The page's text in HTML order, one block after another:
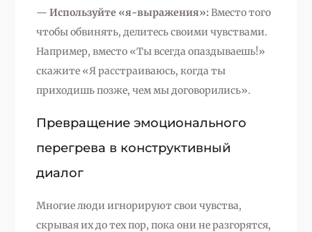
— Используйте «я-выражения»: Вместо того
чтобы обвинять, делитесь своими чувствами.
Например, вместо «Ты всегда опаздываешь!»
скажите «Я расстраиваюсь, когда ты
приходишь позже, чем мы договорились».
Превращение эмоционального
перегрева в конструктивный
диалог
Многие люди игнорируют свои чувства,
скрывая их до тех пор, пока они не разгорятся,